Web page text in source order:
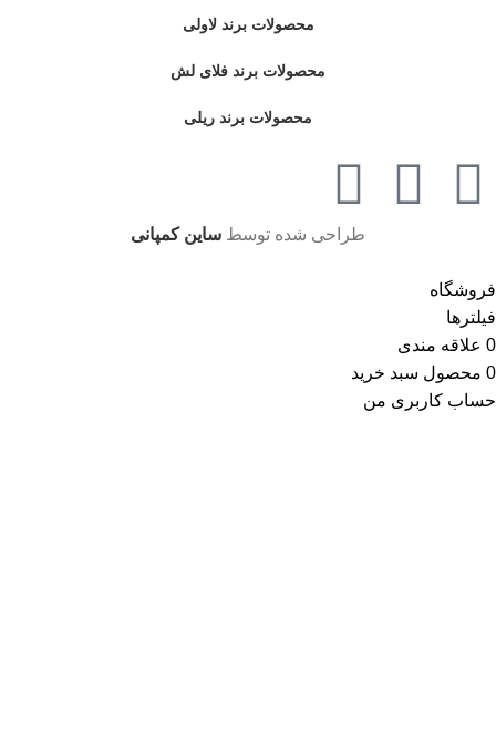
محصولات برند لاولی
محصولات برند فلای لش
محصولات برند ریلی
طراحی شده توسط ساین کمپانی
فروشگاه
فیلترها
0 علاقه مندی
0 محصول سبد خرید
حساب کاربری من